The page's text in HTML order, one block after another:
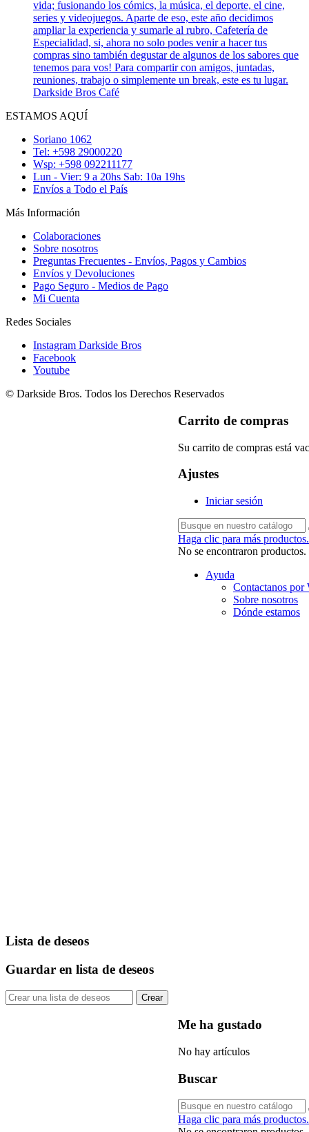
vida; fusionando los cómics, la música, el deporte, el cine,
series y videojuegos. Aparte de eso, este año decidimos
ampliar la experiencia y sumarle al rubro, Cafetería de
Especialidad, si, ahora no solo podes venir a hacer tus
compras sino también degustar de algunos de los sabores que
tenemos para vos! Para compartir con amigos, juntadas,
reuniones, trabajo o simplemente un break, este es tu lugar.
Darkside Bros Café
ESTAMOS AQUÍ
Soriano 1062
Tel: +598 29000220
Wsp: +598 092211177
Lun - Vier: 9 a 20hs Sab: 10a 19hs
Envíos a Todo el País
Más Información
Colaboraciones
Sobre nosotros
Preguntas Frecuentes - Envíos, Pagos y Cambios
Envíos y Devoluciones
Pago Seguro - Medios de Pago
Mi Cuenta
Redes Sociales
Instagram Darkside Bros
Facebook
Youtube
© Darkside Bros. Todos los Derechos Reservados
Carrito de compras
Su carrito de compras está
Ajustes
Iniciar sesión
Haga clic para más productos.
No se encontraron productos.
Ayuda
Contactanos por
Sobre nosotros
Dónde estamos
Lista de deseos
Guardar en lista de deseos
Crear
Me ha gustado
No hay artículos
Buscar
Haga clic para más productos.